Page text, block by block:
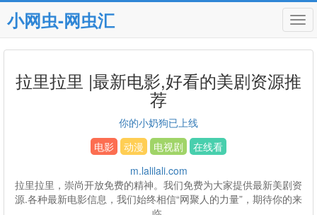
小网虫-网虫汇
拉里拉里 |最新电影,好看的美剧资源推
荐
你的小奶狗已上线
电影
动漫 电视剧
在线看
m.lalilali.com
拉里拉里，崇尚开放免费的精神。我们免费为大家提供最新美剧资
源.各种最新电影信息，我们始终相信“网聚人的力量”，期待你的来